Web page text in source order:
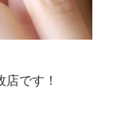
です！